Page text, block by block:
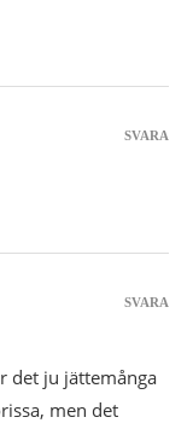
SVARA
det ju jättemånga
men det
SVARA